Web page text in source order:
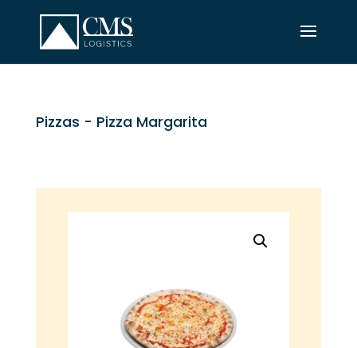
Pizzas - Pizza Margarita